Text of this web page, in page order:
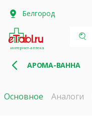
Белгород
интернет-аптека
АРОМА-ВАННА
Основное Аналоги